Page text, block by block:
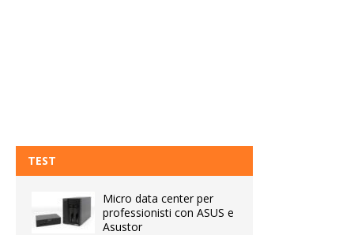
TEST
Micro data center per
professionisti con ASUS e
Asustor